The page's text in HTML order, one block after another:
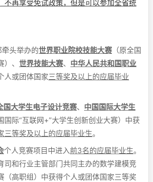
不再享受免试政策，但是可以参加全省统
牵头举办的世界职业院校技能大赛 （原全国
、 世界技能大赛、 中华人民共和国职业
人或团体国家三等奖及以上的应届毕业
国大学生电子设计竞赛、 中国国际大学生
国际“互联网+”大学生创新创业大赛）中获
三等奖及以上的应届毕业生。
个人竞赛项目中进入前3名的应届毕业生。
司和行业主管部门共同主办的数学建模竞
（高职组）中获得个人或团体国家三等奖